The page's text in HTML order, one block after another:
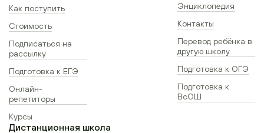
Как поступить
Стоимость
Подписаться на
рассылку
Подготовка к ЕГЭ
Онлайн-
репетиторы
Курсы
Энциклопедия
Контакты
Перевод ребёнка в
другую школу
Подготовка к ОГЭ
Подготовка к
ВсОШ
Дистанционная школа